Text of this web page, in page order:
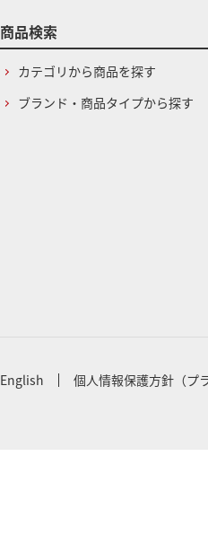
商品検索
カテゴリから商品を探す
ブランド・商品タイプから探す
English 個人情報保護方針（プ